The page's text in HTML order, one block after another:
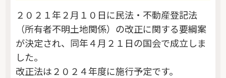
２０２１年２月１０日に民法・不動産登記法
（所有者不明土地関係）の改正に関する要綱案
が決定され、同年４月２１日の国会で成立しま
した。
改正法は２０２４年度に施行予定です。